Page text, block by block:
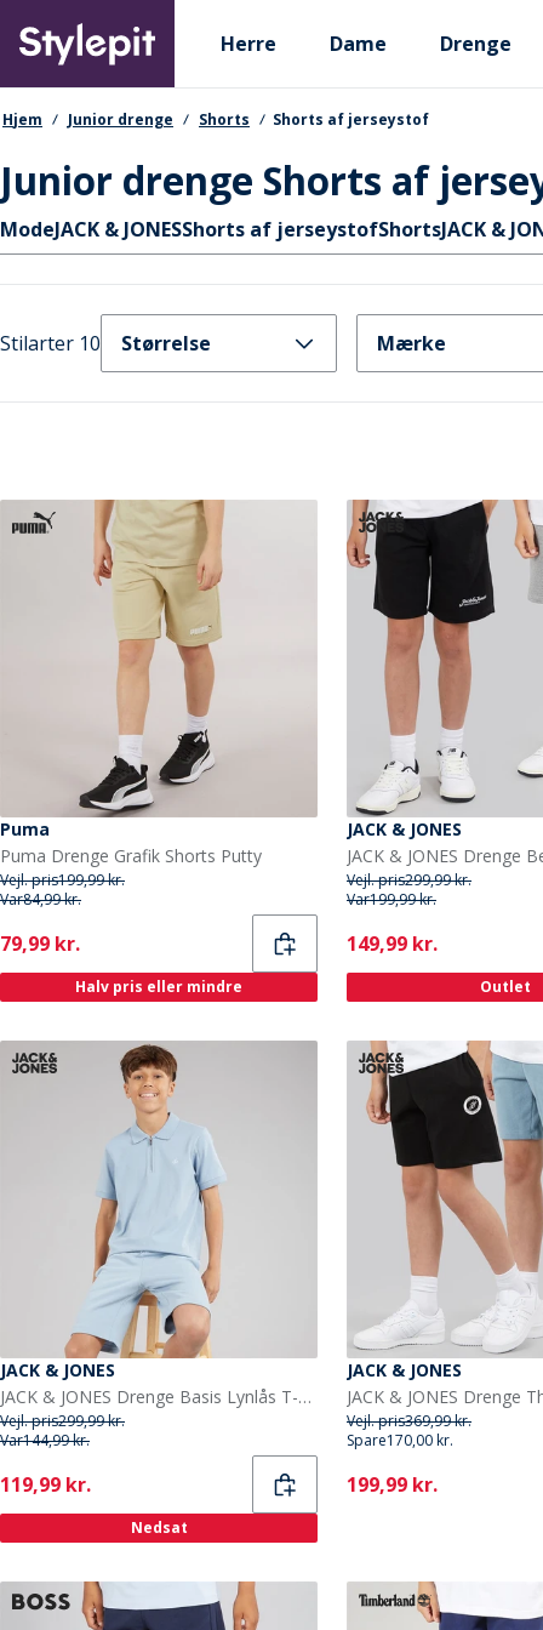
main
content
Primary departments
Herre Dame Drenge
navigationssti
Hjem Junior drenge Shorts Shorts af jerseystof
Junior drenge Shorts af
Hurtige links
ModeJACK & JONESShorts af jerseystofShortsJACK &
Stilarter 10 Størrelse Mærke
Puma
Puma Drenge Grafik Shorts Putty
Vejl. pris199,99 kr.
Var84,99 kr.
Current
79,99 kr.
Halv pris eller mindre
JACK & JONES
Vejl. pris299,99 kr.
Var199,99 kr.
Current
149,99 kr.
Outlet
JACK & JONES
JACK & JONES Drenge Basis Lynlås T-shirt Og Shorts Sæt Ashley Blue
Vejl. pris299,99 kr.
Var144,99 kr.
Current
119,99 kr.
Nedsat
JACK & JONES
Vejl. pris369,99 kr.
Spare170,00 kr.
Current
199,99 kr.